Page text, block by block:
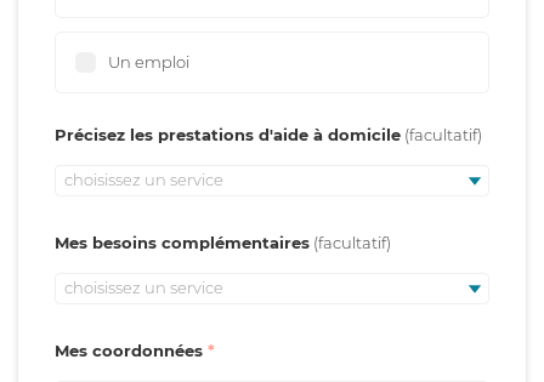
Un emploi
Précisez les prestations d'aide à domicile
choisissez un service
Mes besoins complémentaires
choisissez un service
Mes coordonnées